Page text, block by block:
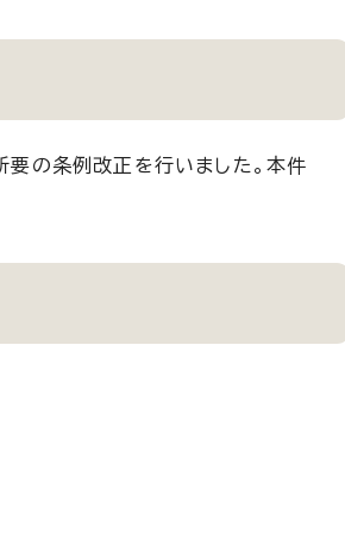
の条例改正を行いました。本件